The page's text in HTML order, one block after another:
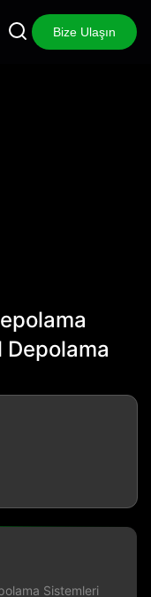
Bize Ulaşın
Depolama
Sistemleri